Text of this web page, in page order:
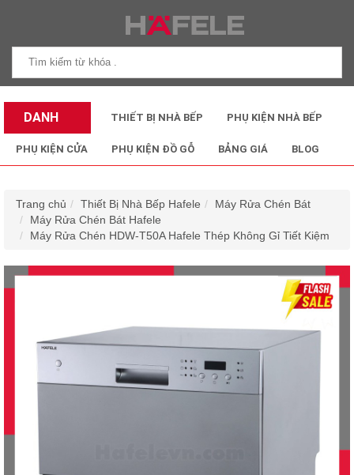
DANH
MỤC SẢN
THIẾT BỊ NHÀ BẾP PHỤ KIỆN NHÀ BẾP
PHỤ KIỆN CỬA PHỤ KIỆN ĐỒ GỖ BẢNG GIÁ BLOG
Trang chủ Thiết Bị Nhà Bếp Hafele
Máy Rửa Chén Bát
Máy Rửa Chén Bát Hafele
Máy Rửa Chén HDW-T50A Hafele Thép Không Gỉ Tiết Kiệm